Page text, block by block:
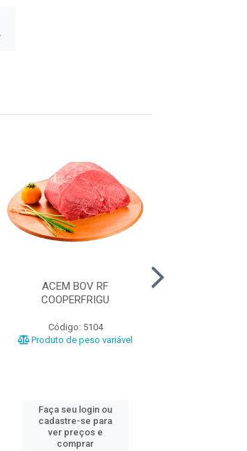
ACEM BOV RF
COOPERFRIGU
Código: 5104
Produto de peso variável
Faça seu login ou
cadastre-se para
ver preços e
comprar